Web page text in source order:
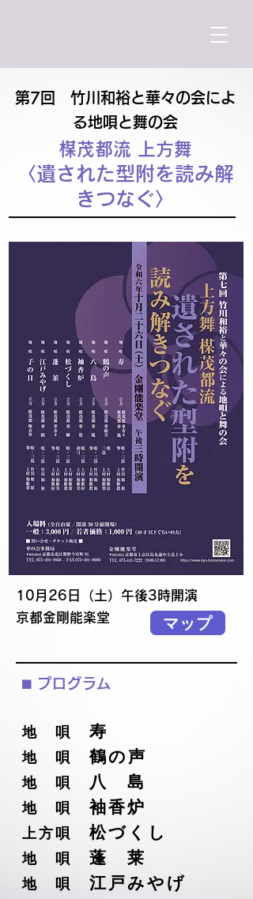
第7回 竹川和裕と華々の会によ
る地唄と舞の会
楳茂都流 上方舞
〈遺された型附を読み解
きつなぐ〉
10月26日（土）午後3時開演
京都金剛能楽堂
マップ
⬛︎ プログラム
地 唄 寿
地 唄鶴の声
地 唄 八 島
地 唄袖香炉
上方唄 松づくし
地 唄 蓬 莱
地 唄 江戸みやげ